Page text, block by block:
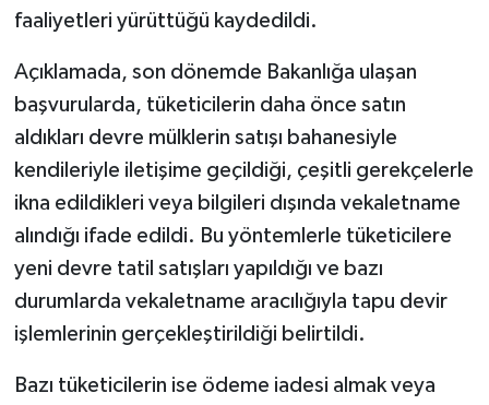
faaliyetleri yürüttüğü kaydedildi.
Açıklamada, son dönemde Bakanlığa ulaşan
başvurularda, tüketicilerin daha önce satın
aldıkları devre mülklerin satışı bahanesiyle
kendileriyle iletişime geçildiği, çeşitli gerekçelerle
ikna edildikleri veya bilgileri dışında vekaletname
alındığı ifade edildi. Bu yöntemlerle tüketicilere
yeni devre tatil satışları yapıldığı ve bazı
durumlarda vekaletname aracılığıyla tapu devir
işlemlerinin gerçekleştirildiği belirtildi.
Bazı tüketicilerin ise ödeme iadesi almak veya